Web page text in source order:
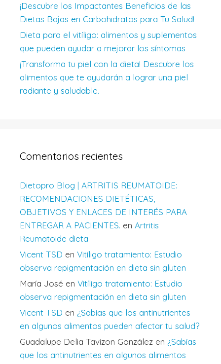
¡Descubre los Impactantes Beneficios de las
Dietas Bajas en Carbohidratos para Tu Salud!
Dieta para el vitíligo: alimentos y suplementos
que pueden ayudar a mejorar los síntomas
¡Transforma tu piel con la dieta! Descubre los
alimentos que te ayudarán a lograr una piel
radiante y saludable.
Comentarios recientes
Dietopro Blog | ARTRITIS REUMATOIDE:
RECOMENDACIONES DIETÉTICAS,
OBJETIVOS Y ENLACES DE INTERÉS PARA
ENTREGAR A PACIENTES. en Artritis
Reumatoide dieta
Vicent TSD en Vitíligo tratamiento: Estudio
observa repigmentación en dieta sin gluten
María José en Vitíligo tratamiento: Estudio
observa repigmentación en dieta sin gluten
Vicent TSD en ¿Sabías que los antinutrientes
en algunos alimentos pueden afectar tu salud?
Guadalupe Delia Tavizon González en ¿Sabías
que los antinutrientes en algunos alimentos